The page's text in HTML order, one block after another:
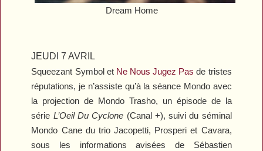
Dream Home
JEUDI 7 AVRIL
Squeezant Symbolet Ne Nous Jugez Pas de tristes
réputations, je n’assiste qu’à la séance Mondo avec
la projection de Mondo Trasho, un épisode de la
série L’Oeil Du Cyclone (Canal +), suivi du séminal
Mondo Cane du trio Jacopetti, Prosperi et Cavara,
sous les informations avisées de Sébastien